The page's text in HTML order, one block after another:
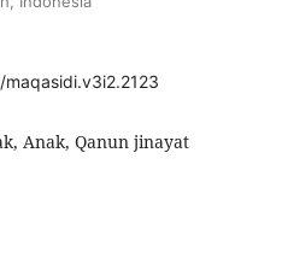
Anak, Qanun jinayat